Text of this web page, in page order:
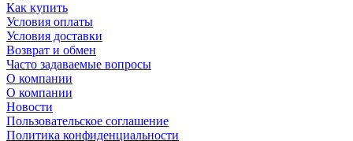
Как купить
Условия оплаты
Условия доставки
Возврат и обмен
Часто задаваемые вопросы
О компании
О компании
Новости
Пользовательское соглашение
Политика конфиденциальности